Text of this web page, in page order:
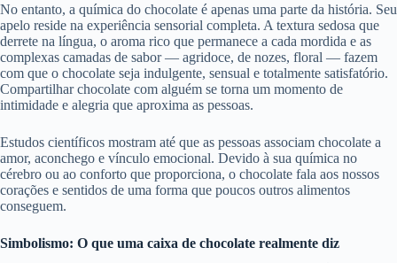
No entanto, a química do chocolate é apenas uma parte da história. Seu
apelo reside na experiência sensorial completa. A textura sedosa que
derrete na língua, o aroma rico que permanece a cada mordida e as
complexas camadas de sabor — agridoce, de nozes, floral — fazem
com que o chocolate seja indulgente, sensual e totalmente satisfatório.
Compartilhar chocolate com alguém se torna um momento de
intimidade e alegria que aproxima as pessoas.
Estudos científicos mostram até que as pessoas associam chocolate a
amor, aconchego e vínculo emocional. Devido à sua química no
cérebro ou ao conforto que proporciona, o chocolate fala aos nossos
corações e sentidos de uma forma que poucos outros alimentos
conseguem.
Simbolismo: O que uma caixa de chocolate realmente diz